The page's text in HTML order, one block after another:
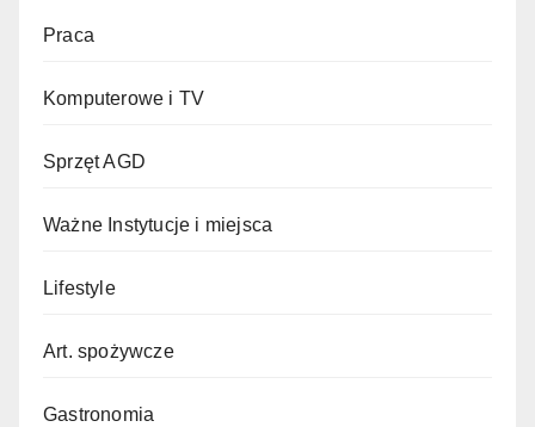
Praca
Komputerowe i TV
Sprzęt AGD
Ważne Instytucje i miejsca
Lifestyle
Art. spożywcze
Gastronomia